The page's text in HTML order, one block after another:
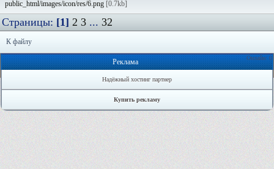
public_html/images/icon/res/6.png [0.7kb]
Страницы: [1] 2 3 ... 32
К файлу
Онлайн: 0
Реклама
Надёжный хостинг партнер
Купить рекламу